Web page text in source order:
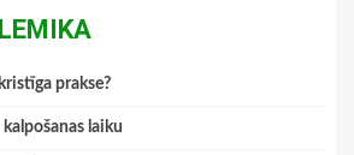
prakse?
kalpošanas laiku